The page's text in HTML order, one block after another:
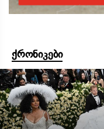
ქრონიკები